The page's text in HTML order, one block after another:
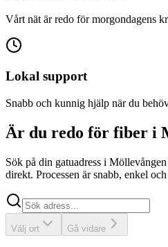
Vårt nät är redo för morgondagens
Lokal support
Snabb och kunnig hjälp när du
Är du redo för fiber i
Sök på din gatuadress i
direkt. Processen är snabb, enkel
Sök
Välj ort Gå vidare